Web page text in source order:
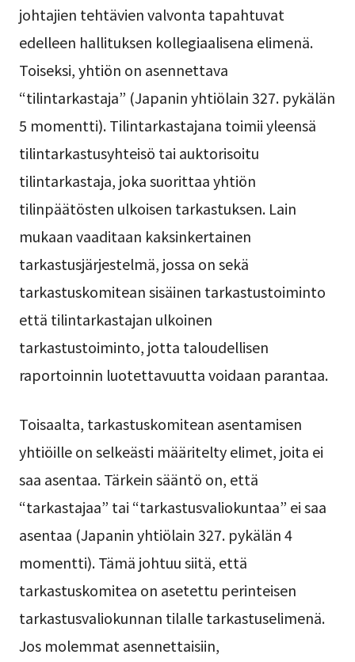
johtajien tehtävien valvonta tapahtuvat
edelleen hallituksen kollegiaalisena elimenä.
Toiseksi, yhtiön on asennettava
“tilintarkastaja” (Japanin yhtiölain 327. pykälän
5 momentti). Tilintarkastajana toimii yleensä
tilintarkastusyhteisö tai auktorisoitu
tilintarkastaja, joka suorittaa yhtiön
tilinpäätösten ulkoisen tarkastuksen. Lain
mukaan vaaditaan kaksinkertainen
tarkastusjärjestelmä, jossa on sekä
tarkastuskomitean sisäinen tarkastustoiminto
että tilintarkastajan ulkoinen
tarkastustoiminto, jotta taloudellisen
raportoinnin luotettavuutta voidaan parantaa.
Toisaalta, tarkastuskomitean asentamisen
yhtiöille on selkeästi määritelty elimet, joita ei
saa asentaa. Tärkein sääntö on, että
“tarkastajaa” tai “tarkastusvaliokuntaa” ei saa
asentaa (Japanin yhtiölain 327. pykälän 4
momentti). Tämä johtuu siitä, että
tarkastuskomitea on asetettu perinteisen
tarkastusvaliokunnan tilalle tarkastuselimenä.
Jos molemmat asennettaisiin,